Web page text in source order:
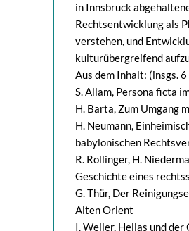
in Innsbruck
Rechtsentwicklung als
verstehen, und
kulturübergreifend
Aus dem Inhalt: (insgs.
S. Allam, Persona ficta
H. Barta, Zum Umgang
H. Neumann,
babylonischen
R. Rollinger, H.
Geschichte eines
G. Thür, Der
Alten Orient
I. Weiler, Hellas und